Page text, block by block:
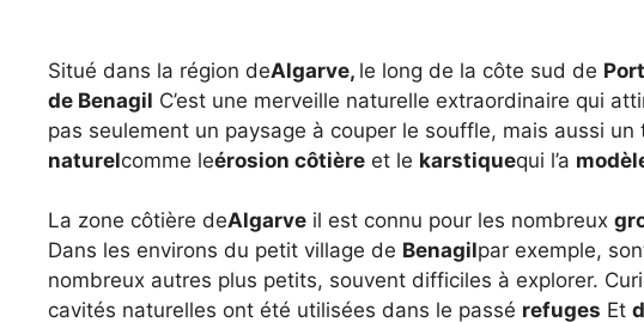
Situé dans la région deAlgarve, le long de la côte sud de
de Benagil C’est une merveille naturelle extraordinaire qui
pas seulement un paysage à couper le souffle, mais aussi
naturelcomme leérosion côtière et le karstiquequi l’a
La zone côtière deAlgarve il est connu pour les nombreux
Dans les environs du petit village de Benagilpar exemple,
nombreux autres plus petits, souvent difficiles à explorer.
cavités naturelles ont été utilisées dans le passé refuges Et